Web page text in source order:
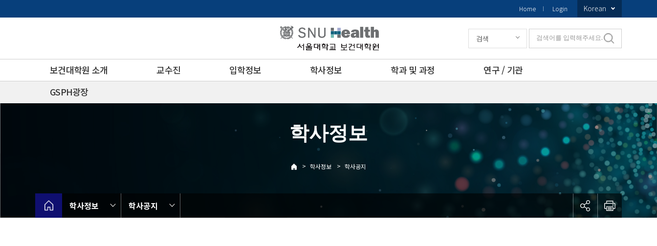
로
Home Login Korean
보건대학원 소개 교수진 입학정보 학사정보 학과 및 과정
연구 / 기관
GSPH광장
검색 검색어를 입력해주세요.
학사정보
> 학사정보 > 학사공지
학사정보 학사공지